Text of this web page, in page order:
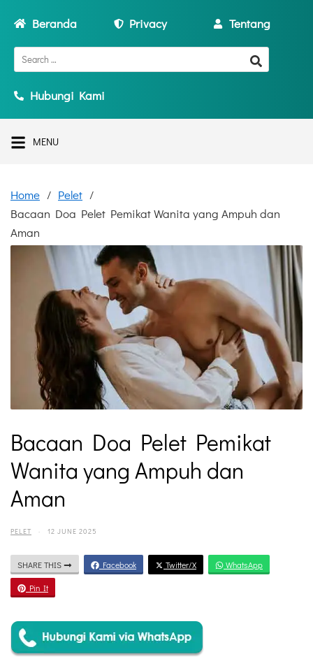
Beranda Privacy Tentang
Hubungi Kami
MENU
Home
Pelet
Bacaan Doa Pelet Pemikat Wanita yang Ampuh dan
Aman
Bacaan Doa Pelet Pemikat
Wanita yang Ampuh dan
Aman
PELET · 12 JUNE 2025
SHARE THIS Facebook Twitter/X WhatsApp
Pin It